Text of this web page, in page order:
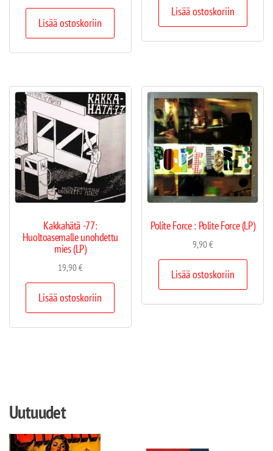
Lisää ostoskoriin
Lisää ostoskoriin
Kakkahätä -77:
Huoltoasemalle unohdettu
mies (LP)
19,90€
Lisää ostoskoriin
Polite Force : Polite Force (LP)
9,90€
Lisää ostoskoriin
Uutuudet